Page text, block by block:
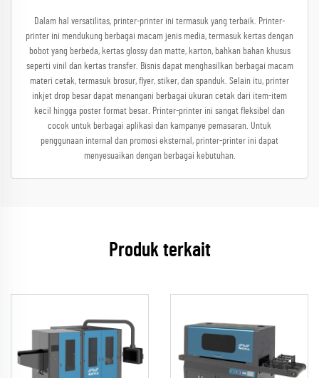
Dalam hal versatilitas, printer-printer ini termasuk yang terbaik. Printer-
printer ini mendukung berbagai macam jenis media, termasuk kertas dengan
bobot yang berbeda, kertas glossy dan matte, karton, bahkan bahan khusus
seperti vinil dan kertas transfer. Bisnis dapat menghasilkan berbagai macam
materi cetak, termasuk brosur, flyer, stiker, dan spanduk. Selain itu, printer
inkjet drop besar dapat menangani berbagai ukuran cetak dari item-item
kecil hingga poster format besar. Printer-printer ini sangat fleksibel dan
cocok untuk berbagai aplikasi dan kampanye pemasaran. Untuk
penggunaan internal dan promosi eksternal, printer-printer ini dapat
menyesuaikan dengan berbagai kebutuhan.
Produk terkait